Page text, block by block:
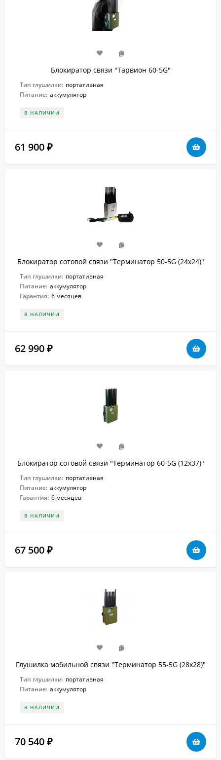
Блокиратор связи "Тарвион 60-5G"
Тип глушилки: портативная
Питание: аккумулятор
В НАЛИЧИИ
61 900 ₽
Блокиратор сотовой связи "Терминатор 50-5G (24х24)"
Тип глушилки: портативная
Питание: аккумулятор
Гарантия: 6 месяцев
В НАЛИЧИИ
62 990 ₽
Блокиратор сотовой связи "Терминатор 60-5G (12х37)"
Тип глушилки: портативная
Питание: аккумулятор
Гарантия: 6 месяцев
В НАЛИЧИИ
67 500 ₽
Глушилка мобильной связи "Терминатор 55-5G (28х28)"
Тип глушилки: портативная
Питание: аккумулятор
В НАЛИЧИИ
70 540 ₽